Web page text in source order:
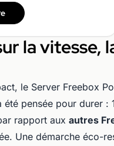
la vitesse,
le Server Freebox
pensée pour durer :
rapport aux autres
Une démarche éco-